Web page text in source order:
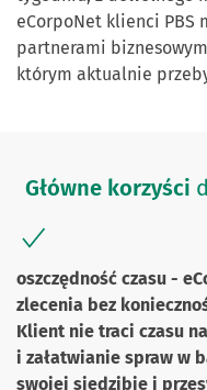
eCorpoNet klienci PBS
partnerami
którym aktualnie
Główne korzyści
oszczędność czasu -
zlecenia bez
Klient nie traci czasu
i załatwianie spraw w
swojej siedzibie i